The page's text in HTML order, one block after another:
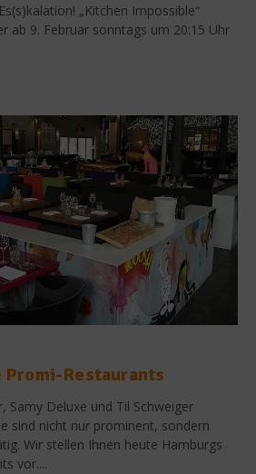
„Kitchen Impossible“
ab 9. Februar sonntags um 20:15 Uhr
Promi-Restaurants
Samy Deluxe und Til Schweiger
sind nicht nur prominent, sondern
Wir stellen Ihnen heute Hamburgs
vor....